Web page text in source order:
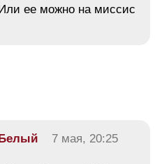
ее можно на миссис
7 мая, 20:25